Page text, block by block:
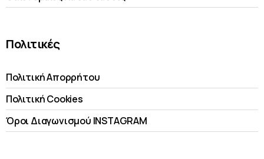
Πολιτικές
Πολιτική Απορρήτου
Πολιτική Cookies
Όροι Διαγωνισμού INSTAGRAM